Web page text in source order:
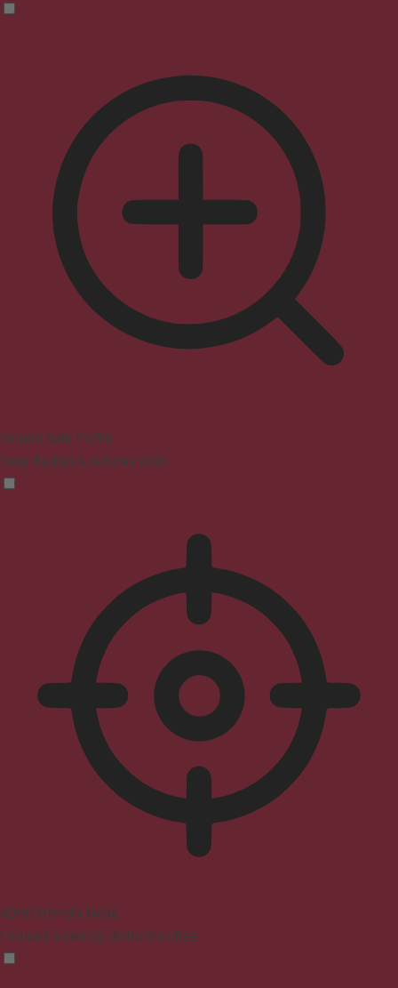
Seizure Safe Profile
Clear flashes & reduces color
ADHD Friendly Mode
Focused browsing, distraction-free